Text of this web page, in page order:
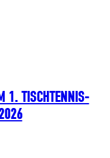
1. TISCHTENNIS-